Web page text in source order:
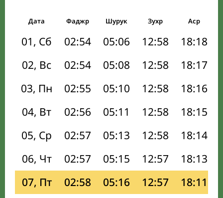
Дата Фаджр Шурук Зухр Аср
01, Сб 02:54 05:06 12:58 18:18
02, Вс
02:54 05:08 12:58 18:17
03, Пн
02:55 05:10 12:58 18:16
04, Вт
02:56 05:11 12:58 18:15
05, Ср
02:57 05:13 12:58 18:14
06, Чт
02:57 05:15 12:57 18:13
07, Пт
02:58 05:16 12:57 18:11